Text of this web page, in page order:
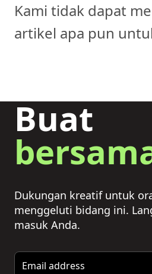
Kami tidak dapat
artikel apa pun
Buat
Dukungan kreatif untuk
menggeluti bidang ini.
masuk Anda.
Email address